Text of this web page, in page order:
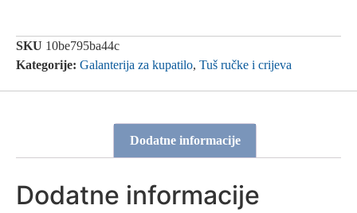
SKU 10be795ba44c
Kategorije: Galanterija za kupatilo, Tuš ručke i crijeva
Dodatne informacije
Dodatne informacije